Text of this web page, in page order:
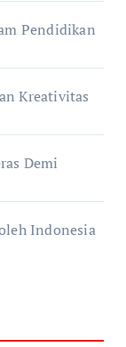
Pendidikan
Kreativitas
Demi
Indonesia